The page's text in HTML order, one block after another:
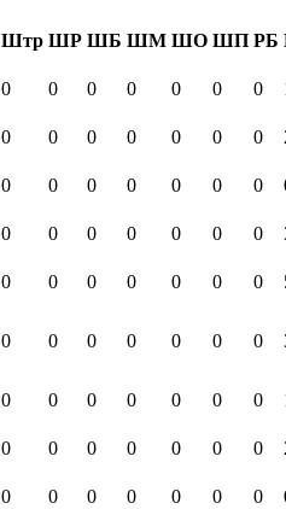
Штр ШР ШБ ШМ ШО ШП РБ
0 0 0 0 0 0 0
0 0 0 0 0 0 0
0 0 0 0 0 0 0
0 0 0 0 0 0 0
0 0 0 0 0 0 0
0 0 0 0 0 0 0
0 0 0 0 0 0 0
0 0 0 0 0 0 0
0 0 0 0 0 0 0